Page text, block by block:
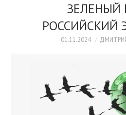
КУЛЬТУРА
ПРОСВЕЩЕНИЕ
ЗЕЛЕНЫЙ
РОССИЙСКИЙ
01.11.2024